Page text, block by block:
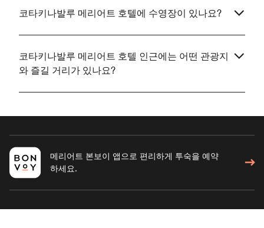
코타키나발루 메리어트 호텔에 수영장이 있나요?
코타키나발루 메리어트 호텔 인근에는 어떤 관광지
와 즐길 거리가 있나요?
메리어트 본보이 앱으로 편리하게 투숙을 예약
하세요.